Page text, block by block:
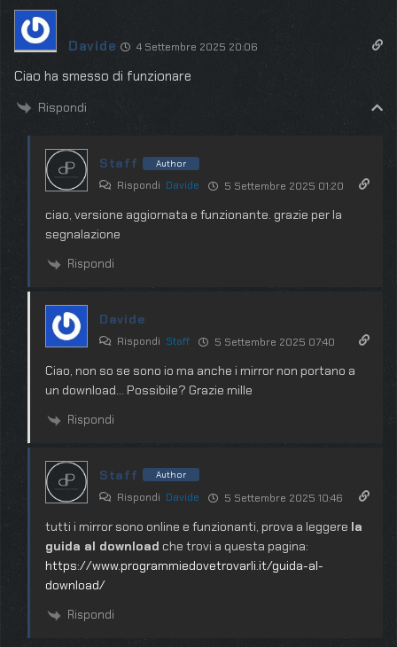
Davide 4 Settembre 2025 20:06
Ciao ha smesso di funzionare
Rispondi
Staff Author
Rispondi Davide 5 Settembre 2025 01:20
ciao, versione aggiornata e funzionante. grazie per la
segnalazione
Rispondi
Davide
Rispondi Staff 5 Settembre 2025 07:40
Ciao, non so se sono io ma anche i mirror non portano a
un download… Possibile? Grazie mille
Rispondi
Staff Author
Rispondi Davide 5 Settembre 2025 10:46
tutti i mirror sono online e funzionanti, prova a leggere la
guida al download che trovi a questa pagina:
https://www.programmiedovetrovarli.it/guida-al-
download/
Rispondi